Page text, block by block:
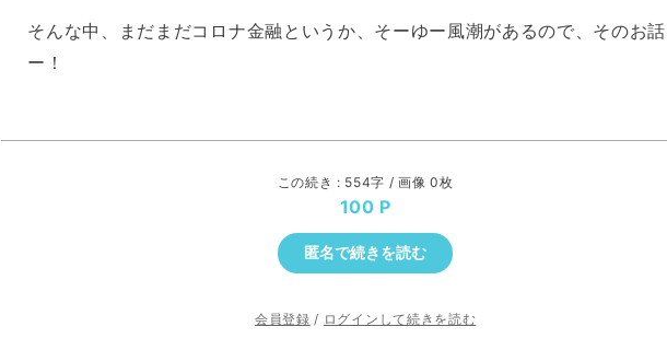
そんな中、まだまだコロナ金融というか、そーゆー風潮があるので、そのお
ー！
この続き : 554字 / 画像 0枚
100
匿名で続きを読む
会員登録 / ログインして続きを読む